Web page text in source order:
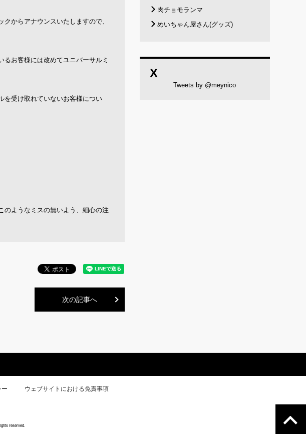
からアナウンスいたしますので、
るお客様には改めてユニバーサルミ
を受け取れていないお客様につい
のようなミスの無いよう、細心の注
次の記事へ
肉チョモランマ
めいちゃん屋さん(グッズ)
X
Tweets by @meynico
ー ウェブサイトにおける免責事項
reserved.